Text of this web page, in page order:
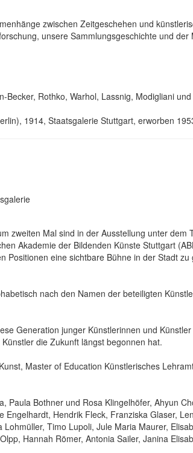
zwischen Zeitgeschehen und
unsere Sammlungsgeschichte und
Rothko, Warhol, Lassnig, Modigliani
1914, Staatsgalerie Stuttgart, erworben
zweiten Mal sind in der Ausstellung unter
Akademie der Bildenden Künste Stuttgart
eine sichtbare Bühne in der Stadt
nach den Namen der beteiligten
Generation junger Künstlerinnen und
die Zukunft längst begonnen hat.
Master of Education Künstlerisches
Paula Bothner und Rosa Klingelhöfer, Ahyun
Hendrik Fleck, Franziska Glaser,
Timo Lupoli, Jule Maria Maurer,
Hannah Römer, Antonia Sailer, Janina